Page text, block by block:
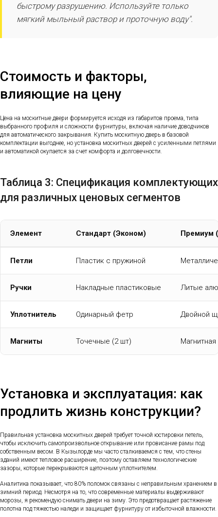
быстрому разрушению. Используйте только
мягкий мыльный раствор и проточную воду".
Стоимость и факторы,
влияющие на цену
Цена на москитные двери формируется исходя из габаритов проема, типа
выбранного профиля и сложности фурнитуры, включая наличие доводчиков
для автоматического закрывания. Купить москитную дверь в базовой
комплектации выгоднее, но установка москитных дверей с усиленными петлями
и автоматикой окупается за счет комфорта и долговечности.
Таблица 3: Спецификация комплектующих
для различных ценовых сегментов
Элемент Стандарт (Эконом) Премиум
Петли Пластик с пружиной
Ручки Накладные пластиковые Литые
Уплотнитель Одинарный фетр Двойной
Магниты Точечные (2 шт)
Установка и эксплуатация: как
продлить жизнь конструкции?
Правильная установка москитных дверей требует точной юстировки петель,
чтобы исключить самопроизвольное открывание или провисание рамы под
собственным весом. В Кызылорде мы часто сталкиваемся с тем, что стены
зданий имеют тепловое расширение, поэтому оставляем технологические
зазоры, которые перекрываются щеточным уплотнителем.
Аналитика показывает, что 80% поломок связаны с неправильным хранением в
зимний период. Несмотря на то, что современные материалы выдерживают
морозы, я рекомендую снимать двери на зиму. Это предотвращает растяжение
полотна под тяжестью наледи и защищает фурнитуру от избыточной влажности.